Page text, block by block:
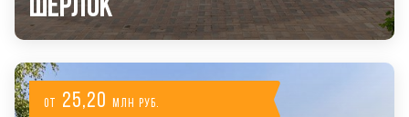
от 25,20 млн руб.